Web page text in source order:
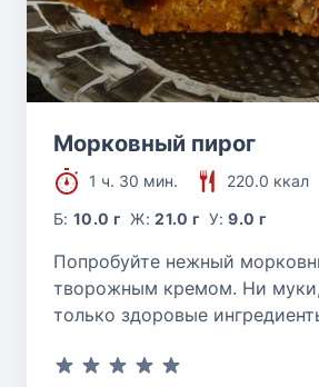
Морковный пирог
1 ч. 30 мин.
220.0 ккал
Б:10.0 г Ж:21.0 г У:9.0 г
Попробуйте нежный
творожным кремом. Ни муки,
только здоровые